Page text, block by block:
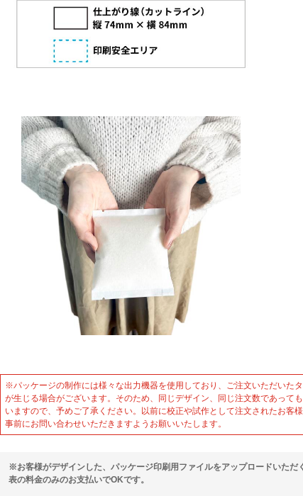
※パッケージの制作には様々な出力機器を使用しており、ご注文いただいた
が生じる場合がございます。そのため、同じデザイン、同じ注文数であって
いますので、予めご了承ください。以前に校正や試作として注文されたお客
事前にお問い合わせいただきますようお願いいたします。
※お客様がデザインした、パッケージ印刷用ファイルをアップロードいた
表の料金のみのお支払いでOKです。